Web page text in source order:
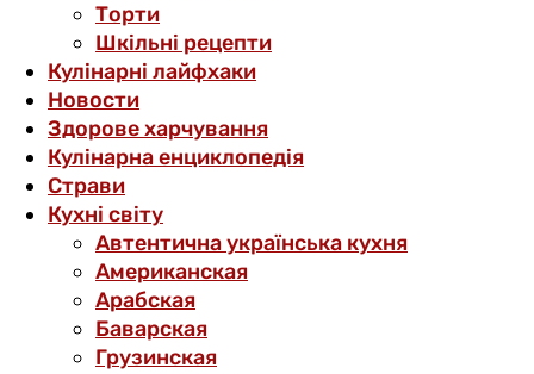
Торти
Шкільні рецепти
Кулінарні лайфхаки
Новости
Здорове харчування
Кулінарна енциклопедія
Страви
Кухні світу
Автентична українська кухня
Американская
Арабская
Баварская
Грузинская